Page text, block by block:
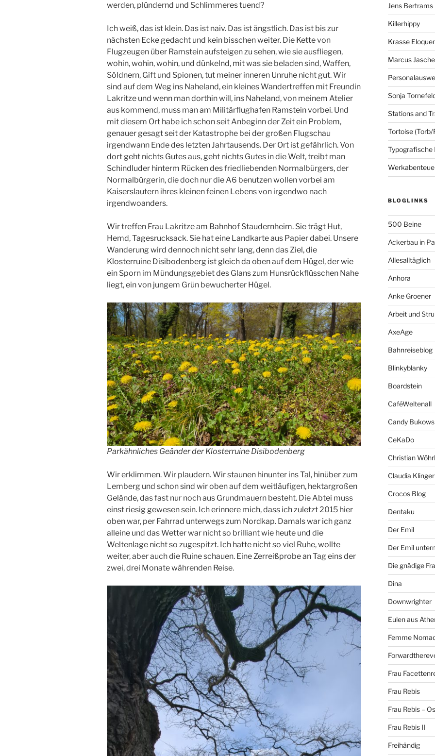
werden, plündernd und Schlimmeres tuend?
Ich weiß, das ist klein. Das ist naiv. Das ist ängstlich. Das ist bis zur
nächsten Ecke gedacht und kein bisschen weiter. Die Kette von
Flugzeugen über Ramstein aufsteigen zu sehen, wie sie ausfliegen,
wohin, wohin, wohin, und dünkelnd, mit was sie beladen sind, Waffen,
Söldnern, Gift und Spionen, tut meiner inneren Unruhe nicht gut. Wir
sind auf dem Weg ins Naheland, ein kleines Wandertreffen mit Freundin
Lakritze und wenn man dorthin will, ins Naheland, von meinem Atelier
aus kommend, muss man am Militärflughafen Ramstein vorbei. Und
mit diesem Ort habe ich schon seit Anbeginn der Zeit ein Problem,
genauer gesagt seit der Katastrophe bei der großen Flugschau
irgendwann Ende des letzten Jahrtausends. Der Ort ist gefährlich. Von
dort geht nichts Gutes aus, geht nichts Gutes in die Welt, treibt man
Schindluder hinterm Rücken des friedliebenden Normalbürgers, der
Normalbürgerin, die doch nur die A6 benutzen wollen vorbei am
Kaiserslautern ihres kleinen feinen Lebens von irgendwo nach
irgendwoanders.
Wir treffen Frau Lakritze am Bahnhof Staudernheim. Sie trägt Hut,
Hemd, Tagesrucksack. Sie hat eine Landkarte aus Papier dabei. Unsere
Wanderung wird dennoch nicht sehr lang, denn das Ziel, die
Klosterruine Disibodenberg ist gleich da oben auf dem Hügel, der wie
ein Sporn im Mündungsgebiet des Glans zum Hunsrückflüsschen Nahe
liegt, ein von jungem Grün bewucherter Hügel.
Parkähnliches Geänder der Klosterruine Disibodenberg
Wir erklimmen. Wir plaudern. Wir staunen hinunter ins Tal, hinüber zum
Lemberg und schon sind wir oben auf dem weitläufigen, hektargroßen
Gelände, das fast nur noch aus Grundmauern besteht. Die Abtei muss
einst riesig gewesen sein. Ich erinnere mich, dass ich zuletzt 2015 hier
oben war, per Fahrrad unterwegs zum Nordkap. Damals war ich ganz
alleine und das Wetter war nicht so brilliant wie heute und die
Weltenlage nicht so zugespitzt. Ich hatte nicht so viel Ruhe, wollte
weiter, aber auch die Ruine schauen. Eine Zerreißprobe an Tag eins der
zwei, drei Monate währenden Reise.
Jens Bertrams
Killerhippy
Krasse
Marcus
Sonja
Stations and
Tortoise (Torb/
Typografische
BLOGLINKS
500 Beine
Ackerbau in
Allesalltäglich
Anhora
Anke Groener
Arbeit und
AxeAge
Bahnreiseblog
Blinkyblanky
Boardstein
CaféWeltenall
Candy
CeKaDo
Christian Wöhrl
Claudia Klinger
Crocos Blog
Dentaku
Der Emil
Der Emil
Die gnädige
Dina
Downwrighter
Eulen aus
Femme
Frau
Frau Rebis
Frau Rebis –
Frau Rebis II
Freihändig